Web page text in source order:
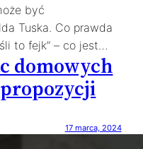
być
Tuska. Co prawda
to fejk” – co jest…
domowych
17 marca, 2024